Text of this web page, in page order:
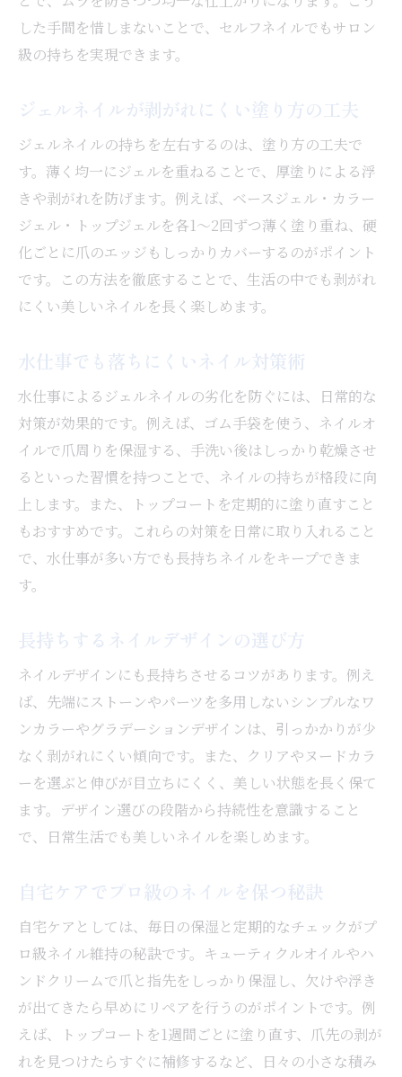
ネイルの長持ちに重要なトップコートの役
割
徴
塗り方で変わるネイルの持続力アップ術
セルフネイルで使いやすいトップコートの
選び方
サロン仕上げに近づくトップコート活用法
トップコートの塗り直しでネイルを守るコ
ツ
オイルを活用した指先の潤いケア方法
指先の乾燥を防ぐオイルの選び方と使い方
ジェルネイル長持ちに効く毎日の保湿術
セルフネイル派におすすめのオイル活用法
オイルマッサージでネイルの美しさを保つ
ネイルケアに最適なオイルとその使い分け
ベース選びから始める長持ちネイルのコツ
ベースで変わるネイルの密着力と持続力
セルフネイル向けベースコートの活用法
ベース選びがネイルの仕上がりを左右する
理由
長持ちを叶えるベースコートの塗り方ポイ
ント
プライマーの使い方が持ちを左右する理由
プライマーで持ちが良くなる理由を解説
セルフネイル初心者にこそおすすめのプラ
イマー活用
ネイルケアとプライマーの関係性とは
プライマー使用時の注意点と失敗回避法
した手間を惜しまないことで、セルフネイルでもサロン
級の持ちを実現できます。
ジェルネイルが剥がれにくい塗り方の工夫
ジェルネイルの持ちを左右するのは、塗り方の工夫で
す。薄く均一にジェルを重ねることで、厚塗りによる浮
きや剥がれを防げます。例えば、ベースジェル・カラー
ジェル・トップジェルを各1〜2回ずつ薄く塗り重ね、硬
化ごとに爪のエッジもしっかりカバーするのがポイント
です。この方法を徹底することで、生活の中でも剥がれ
にくい美しいネイルを長く楽しめます。
水仕事でも落ちにくいネイル対策術
水仕事によるジェルネイルの劣化を防ぐには、日常的な
対策が効果的です。例えば、ゴム手袋を使う、ネイルオ
イルで爪周りを保湿する、手洗い後はしっかり乾燥させ
るといった習慣を持つことで、ネイルの持ちが格段に向
上します。また、トップコートを定期的に塗り直すこと
もおすすめです。これらの対策を日常に取り入れること
で、水仕事が多い方でも長持ちネイルをキープできま
す。
長持ちするネイルデザインの選び方
ネイルデザインにも長持ちさせるコツがあります。例え
ば、先端にストーンやパーツを多用しないシンプルなワ
ンカラーやグラデーションデザインは、引っかかりが少
なく剥がれにくい傾向です。また、クリアやヌードカラ
ーを選ぶと伸びが目立ちにくく、美しい状態を長く保て
ます。デザイン選びの段階から持続性を意識すること
で、日常生活でも美しいネイルを楽しめます。
自宅ケアでプロ級のネイルを保つ秘訣
自宅ケアとしては、毎日の保湿と定期的なチェックがプ
ロ級ネイル維持の秘訣です。キューティクルオイルやハ
ンドクリームで爪と指先をしっかり保湿し、欠けや浮き
が出てきたら早めにリペアを行うのがポイントです。例
えば、トップコートを1週間ごとに塗り直す、爪先の剥が
れを見つけたらすぐに補修するなど、日々の小さな積み